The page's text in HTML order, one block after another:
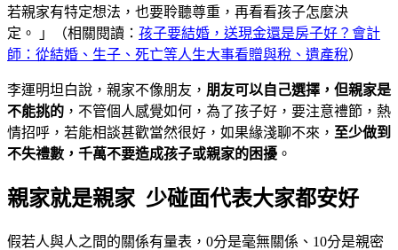
若親家有特定想法，也要聆聽尊重，再看看孩子怎麼決
定。 」（相關閱讀： 孩子要結婚，送現金還是房子好？會計
師：從結婚、生子、死亡等人生大事看贈與稅、遺產稅）
李運明坦白說，親家不像朋友， 朋友可以自己選擇，但親家是
不能挑的 ，不管個人感覺如何，為了孩子好，要注意禮節，熱
情招呼，若能相談甚歡當然很好，如果緣淺聊不來， 至少做到
不失禮數，千萬不要造成孩子或親家的困擾 。
親家就是親家 少碰面代表大家都安好
假若人與人之間的關係有量表，0分是毫無關係、10分是親密